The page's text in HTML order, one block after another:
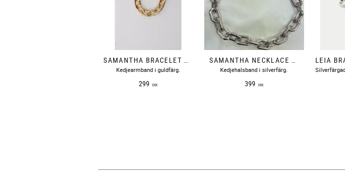
Kedjearmband i guldfärg.
299 SEK
Kedjehalsband i silverfärg.
399 SEK